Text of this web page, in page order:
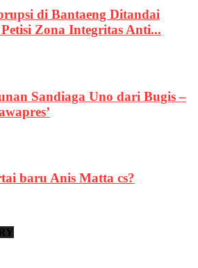
di Bantaeng Ditandai
Zona Integritas Anti...
Sandiaga Uno dari Bugis –
baru Anis Matta cs?